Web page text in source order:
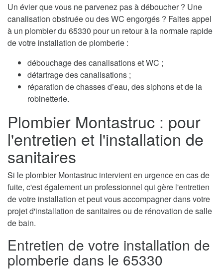
Un évier que vous ne parvenez pas à déboucher ? Une
canalisation obstruée ou des WC engorgés ? Faites appel
à un plombier du 65330 pour un retour à la normale rapide
de votre installation de plomberie :
débouchage des canalisations et WC ;
détartrage des canalisations ;
réparation de chasses d’eau, des siphons et de la
robinetterie.
Plombier Montastruc : pour
l'entretien et l'installation de
sanitaires
Si le plombier Montastruc intervient en urgence en cas de
fuite, c'est également un professionnel qui gère l'entretien
de votre installation et peut vous accompagner dans votre
projet d'installation de sanitaires ou de rénovation de salle
de bain.
Entretien de votre installation de
plomberie dans le 65330